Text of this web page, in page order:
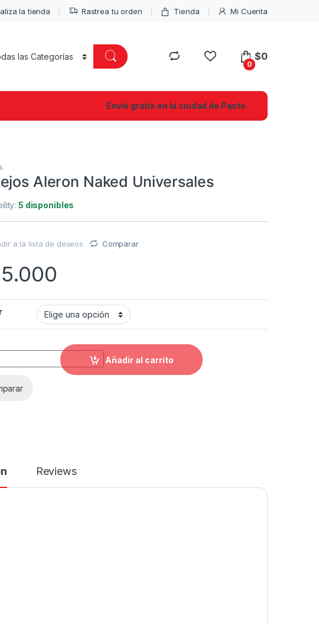
la tienda Rastrea tu orden Tienda Mi Cuenta
0
$0
Envió gratis en la ciudad de Pasto
Aleron Naked Universales
5 disponibles
a la lista de deseos Comparar
Aleron Naked Universales quantity
Añadir al carrito
Reviews